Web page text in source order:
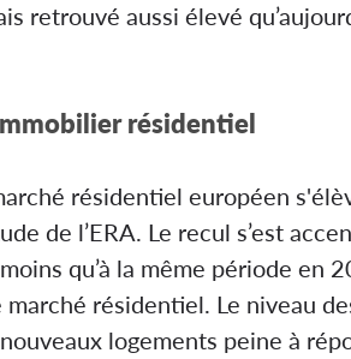
retrouvé aussi élevé
résidentiel
résidentiel européen
de l’ERA. Le recul s’est
qu’à la même période en
résidentiel. Le niveau
logements peine à